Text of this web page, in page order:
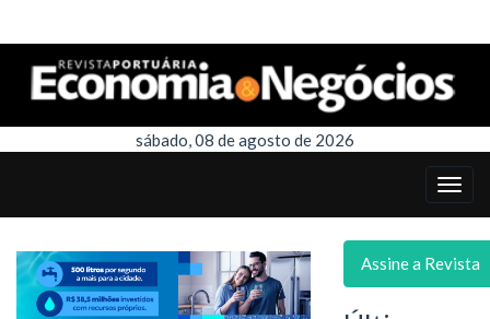
sábado, 08 de agosto de 2026
Assine a Revista